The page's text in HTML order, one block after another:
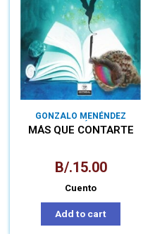
GONZALO MENÉNDEZ
GONZÁLEZ
MÁS QUE CONTARTE
B/.15.00
Cuento
Add to cart